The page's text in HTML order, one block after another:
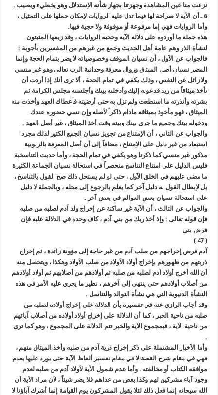
نزعت منا عين المشاهدة وجهزتنا بجهاز شأنه الاِستدلال وهو يخطيء ويصيب .
6 ـ أن الآية لا صراحة لها فيما تدل عليه الروايات لاِمكان حملها على التمثيل ،
وأما الروايات فهي إما مرفوعة أو موقوفة ولا حجية فيها.
هذه جملة ما أوردوه على دلالة الآية وحجية الروايات ، وقد زيفها المثبتون
لنشأة الذر وهم عامة أهل الحديث وجمع من غيرهم من المفسرين بأجوبة :
فالجواب عن الاَول ، أن نسيان الموقف وخصوصياته لا يضر بتمام الحجة وإنما
المضر نسيان أصل الميثاق وزوال معرفة وحدانية الرب تعالى وهو غير منسي
ولا زائل عن النفس ، وذلك يكفي في تمام الحجة ، ألا ترى أنك إذا أردت أن
تأخذ ميثاقاً من زيد فدعوته إليك وأدخلته بيتك وأجلسته مجلس الكرامة ثم
بشرته وأنذرته ما استطعت ولم تزل به حتى أرضيته فأعطاك العهد وأخذت منه
الميثاق ، فهو مأخوذ بميثاقه مادام ذاكراً لاَصله وإن نسي حضوره عندك
ودخوله بيتك وجميع ما جرى بينك وبينه وقت أخذ الميثاق ، غير أصل العهد .
والجواب عن الثاني ، أن الاِمتناع من تجويز نسيان الجمع الكثير لذلك مجرد
استبعاد من غير دليل على الاِمتناع ، مضافاً إلى أن أصل المعرفة بالربوبية
مذكور غير منسي كما ذكرنا وهو يكفي في تمام الحجة ، وأما حديث التناسخية
فليس الدليل على امتناع التناسخ منحصراً في استحالة نسيان الجماعة الكثيرة
ما مضى عليهم في الخلق الاَول ، حتى لو لم يستحل ذلك صح القول بالتناسخ ،
بل لاِبطال القول به دليل آخر كما يعلم بالرجوع إلى محله ، وبالجملة لا دليل
على استحالة نسيان بعض العوالم في بعض آخر .
والجواب عن الثالث ، أن الآية غير ساكتة عن إخراج ولد آدم لصلبه من صلبه
فإن قوله تعالى : وإذ أخذ ربك من بني آدم ، كاف وحده في الدلالة عليه فإن
فرض بني
( 47 )
آدم فرض إخراجهم من صلب آدم من غير حاجة إلى مؤونة زائدة ، ثم إخراج
ذريتهم من ظهورهم بإخراج أولاد الاَولاد من صلب الاَولاد وهكذا ، ويتحصل منه
أن الله أخرج أولاد آدم لصلبه من صلبه ثم أولادهم من أصلابهم ثم أولاد أولادهم
من أصلاب أولادهم حتى ينتهى إلى آخرهم ، نظير ما يجري عليه الاَمر في هذه
النشأة الدنيوية التي هي نشأة التوالد والتناسل .
وقد أجاب الرازي عنه في تفسيره بأن الدلالة على إخراج أولاده لصلبه من
صلبه من ناحية الخبر ، كما أن الدلالة على إخراج أولاد أولاده من أصلاب آبائهم
من ناحية الآية ، فبمجموع الآية والخبر تتم الدلالة على المجموع ، وهو كما ترى
.
وأما الاَخبار المشتملة على ذكر إخراج ذرية آدم من صلبه وأخذ الميثاق منهم ،
فهي في مقام شرح القصة لا في مقام تفسير ألفاظ الآية حتى يورد عليها بعدم
موافقه الكتاب أو مخالفته . وأما عدم شمول الآية لاَولاد آدم من صلبه لعدم
وجود آباء مشركين لهم وكذا بعض من عداهم فلا يضر شيئاً ، لاَن مراد الآية أن
الله سبحانه إنما فعل ذلك لئلا يقول المشركون يوم القيامة إنما أشرك آباؤنا لا